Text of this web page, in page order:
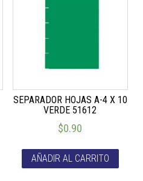
SEPARADOR HOJAS A-4 X 10
VERDE 51612
$0.90
AÑADIR AL CARRITO